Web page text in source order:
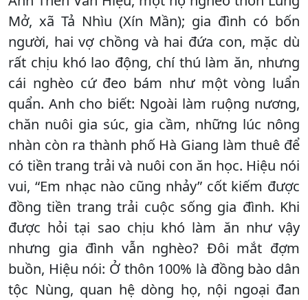
Mở, xã Tả Nhìu (Xín Mần); gia đình có bốn
người, hai vợ chồng và hai đứa con, mặc dù
rất chịu khó lao động, chí thú làm ăn, nhưng
cái nghèo cứ đeo bám như một vòng luẩn
quẩn. Anh cho biết: Ngoài làm ruộng nương,
chăn nuôi gia súc, gia cầm, những lúc nông
nhàn còn ra thành phố Hà Giang làm thuê để
có tiền trang trải và nuôi con ăn học. Hiệu nói
vui, “Em nhạc nào cũng nhảy” cốt kiếm được
đồng tiền trang trải cuộc sống gia đình. Khi
được hỏi tại sao chịu khó làm ăn như vậy
nhưng gia đình vẫn nghèo? Đôi mắt đợm
buồn, Hiệu nói: Ở thôn 100% là đồng bào dân
tộc Nùng, quan hệ dòng họ, nội ngoại đan